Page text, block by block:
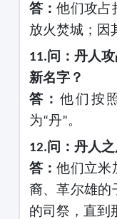
答：他们攻占
放火焚城；因
11.问：丹人
新名字？
答： 他们按
为“丹”。
12.问：丹人
答：他们立米
裔、革尔雄的
的司祭，直到